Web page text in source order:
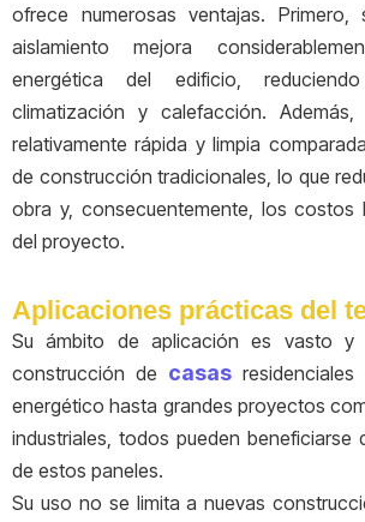
ofrece numerosas ventajas. Primero,
aislamiento mejora
energética del edificio,
climatización y calefacción.
relativamente rápida y limpia
de construcción tradicionales, lo que
obra y, consecuentemente, los costos
del proyecto.
Aplicaciones prácticas del
Su ámbito de aplicación es vasto y
construcción de casas
energético hasta grandes proyectos
industriales, todos pueden beneficiarse
de estos paneles.
Su uso no se limita a nuevas